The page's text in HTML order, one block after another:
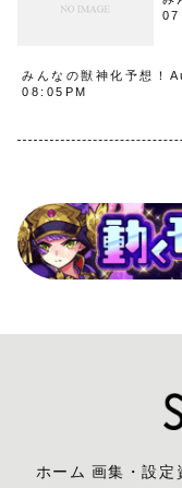
みんなの獣神化予想
08:05PM
ホーム 画集・設定